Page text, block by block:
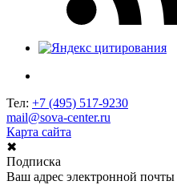
Тел: +7 (495) 517-9230
mail@sova-center.ru
Карта сайта
✖
Подписка
Ваш адрес электронной почты